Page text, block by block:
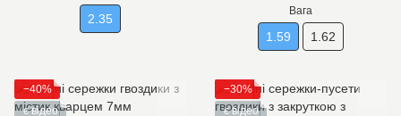
2.35
Вага
1.59 1.62
−40%
є відео
−30%
є відео